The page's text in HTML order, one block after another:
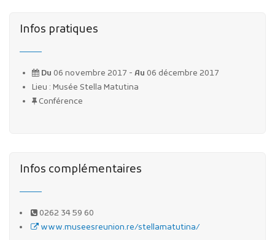
Infos pratiques
Du 06 novembre 2017 - Au 06 décembre 2017
Lieu : Musée Stella Matutina
Conférence
Infos complémentaires
0262 34 59 60
www.museesreunion.re/stellamatutina/